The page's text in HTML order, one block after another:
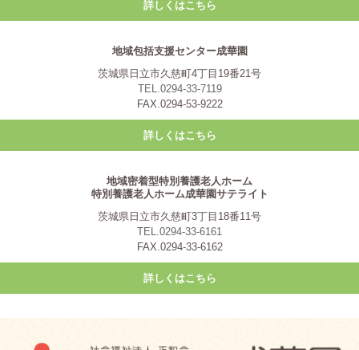
詳しくはこちら
地域包括支援センター成華園
茨城県日立市久慈町4丁目19番21号
TEL.0294-33-7119
FAX.0294-53-9222
詳しくはこちら
地域密着型特別養護老人ホーム
特別養護老人ホーム成華園サテライト
茨城県日立市久慈町3丁目18番11号
TEL.0294-33-6161
FAX.0294-33-6162
詳しくはこちら